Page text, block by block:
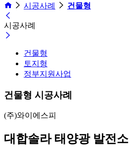
시공사례
건물형
시공사례
건물형
토지형
정부지원사업
건물형 시공사례
(주)와이에스피
대합솔라 태양광 발전소